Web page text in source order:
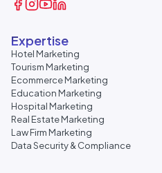
Expertise
Hotel Marketing
Tourism Marketing
Ecommerce Marketing
Education Marketing
Hospital Marketing
Real Estate Marketing
Law Firm Marketing
Data Security & Compliance